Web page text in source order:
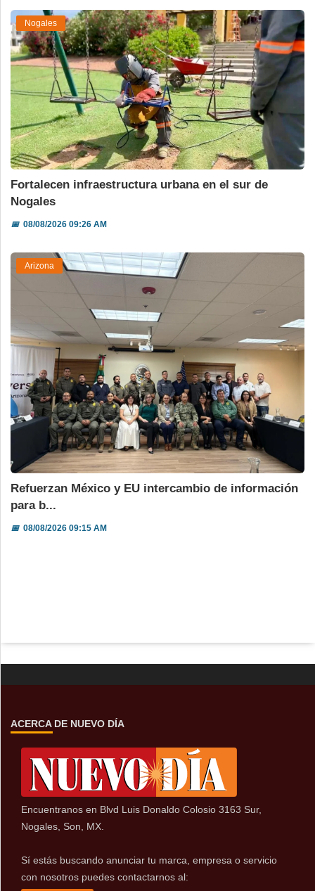
Nogales
Fortalecen infraestructura urbana en el sur de
Nogales
📅08/08/2026 09:26 AM
Arizona
Refuerzan México y EU intercambio de información
para b...
📅08/08/2026 09:15 AM
ACERCA DE NUEVO DÍA
Encuentranos en Blvd Luis Donaldo Colosio 3163 Sur,
Nogales, Son, MX.
Sí estás buscando anunciar tu marca, empresa o servicio
con nosotros puedes contactarnos al: